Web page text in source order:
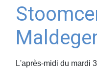
L'après-midi du mardi